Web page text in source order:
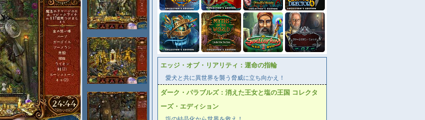
エッジ・オブ・リアリティ：運命の指輪
愛犬と共に異世界を襲う脅威に立ち向かえ！
ダーク・パラブルズ：消えた王女と塩の王国 コレクタ
ーズ・エディション